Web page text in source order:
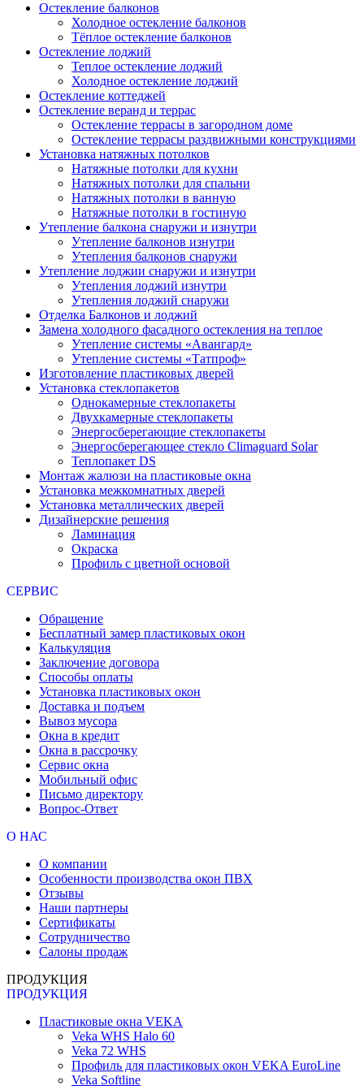
Остекление балконов
Холодное остекление балконов
Тёплое остекление балконов
Остекление лоджий
Теплое остекление лоджий
Холодное остекление лоджий
Остекление коттеджей
Остекление веранд и террас
Остекление террасы в загородном доме
Остекление террасы раздвижными конструкциями
Установка натяжных потолков
Натяжные потолки для кухни
Натяжных потолки для спальни
Натяжных потолки в ванную
Натяжные потолки в гостиную
Утепление балкона снаружи и изнутри
Утепление балконов изнутри
Утепления балконов снаружи
Утепление лоджии снаружи и изнутри
Утепления лоджий изнутри
Утепления лоджий снаружи
Отделка Балконов и лоджий
Замена холодного фасадного остекления на теплое
Утепление системы «Авангард»
Утепление системы «Татпроф»
Изготовление пластиковых дверей
Установка стеклопакетов
Однокамерные стеклопакеты
Двухкамерные стеклопакеты
Энергосберегающие стеклопакеты
Энергосберегающее стекло Climaguard Solar
Теплопакет DS
Монтаж жалюзи на пластиковые окна
Установка межкомнатных дверей
Установка металлических дверей
Дизайнерские решения
Ламинация
Окраска
Профиль с цветной основой
СЕРВИС
Обращение
Бесплатный замер пластиковых окон
Калькуляция
Заключение договора
Способы оплаты
Установка пластиковых окон
Доставка и подъем
Вывоз мусора
Окна в кредит
Окна в рассрочку
Сервис окна
Мобильный офис
Письмо директору
Вопрос-Ответ
О НАС
О компании
Особенности производства окон ПВХ
Отзывы
Наши партнеры
Сертификаты
Сотрудничество
Салоны продаж
ПРОДУКЦИЯ
ПРОДУКЦИЯ
Пластиковые окна VEKA
Veka WHS Halo 60
Veka 72 WHS
Профиль для пластиковых окон VEKA EuroLine
Veka Softline